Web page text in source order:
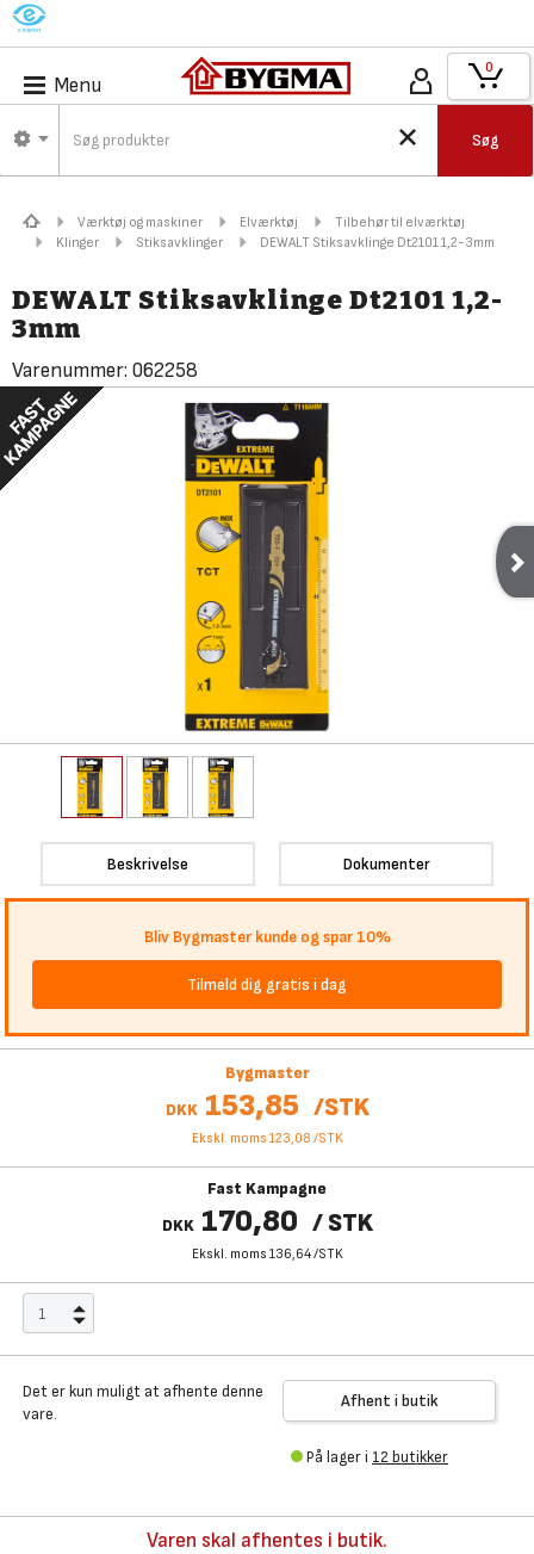
M
Menu
Søg
0
Værktøj og maskiner Elværktøj
Tilbehør til elværktøj
Klinger
Stiksavklinger DEWALT Stiksavklinge Dt2101 1,2-3mm
DEWALT Stiksavklinge Dt2101 1,2-
3mm
Varenummer: 062258
Beskrivelse Dokumenter
Bliv Bygmaster kunde og spar 10%
Tilmeld dig gratis i dag
Bygmaster
DKK 153,85 /STK
Ekskl. moms 123,08 /STK
Fast Kampagne
DKK 170,80 / STK
Ekskl. moms 136,64/STK
Det er kun muligt at afhente denne
vare.
Afhent i butik
På lager i 12 butikker
Varen skal afhentes i butik.